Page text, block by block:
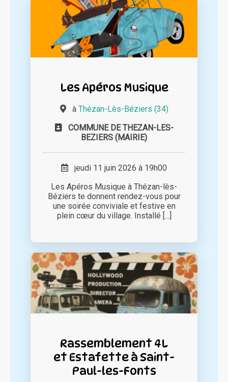
Les Apéros Musique
à Thézan-Lès-Béziers (34)
COMMUNE DE THEZAN-LES-
BEZIERS (MAIRIE)
jeudi 11 juin 2026 à 19h00
Les Apéros Musique à Thézan-lès-
Béziers te donnent rendez-vous pour
une soirée conviviale et festive en
plein cœur du village. Installé [...]
Rassemblement 4L
et Estafette à Saint-
Paul-les-Fonts